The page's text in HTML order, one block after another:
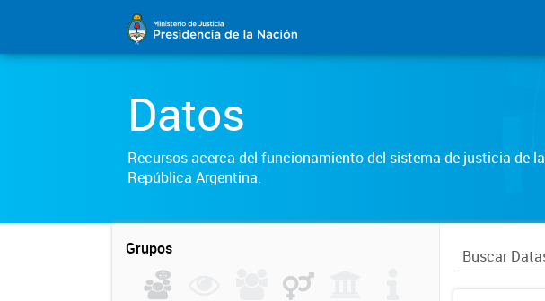
Datos
Recursos acerca del funcionamiento del sistema de justicia de la
República Argentina.
Grupos